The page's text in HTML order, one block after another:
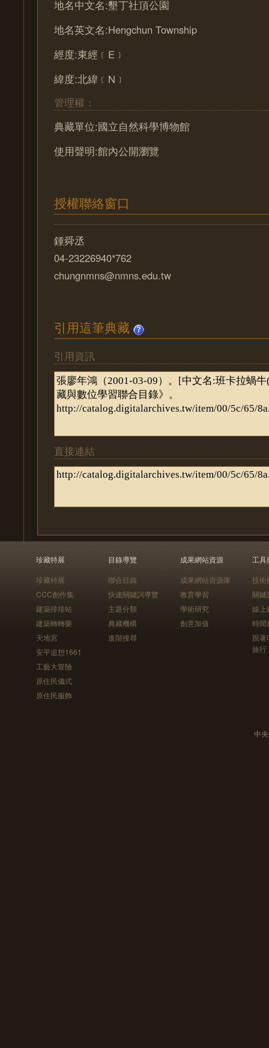
地名中文名:墾丁社頂公園
地名英文名:Hengchun Township
經度:東經﹝E﹞
緯度:北緯﹝N﹞
管理權：
典藏單位:國立自然科學博物館
使用聲明:館內公開瀏覽
授權聯絡窗口
鍾舜丞
04-23226940*762
chungnmns@nmns.edu.tw
引用這筆典藏
引用資訊
直接連結
珍藏特展
珍藏特展
CCC創作集
建築排排站
建築轉轉樂
天地宮
安平追想1661
工藝大冒險
原住民儀式
原住民服飾
目錄導覽
聯合目錄
快速關鍵詞導覽
主題分類
典藏機構
進階搜尋
成果網站資源
成果網站資源庫
教育學習
學術研究
創意加值
工具
技術
關鍵
線上
時間
跟
旅行
中